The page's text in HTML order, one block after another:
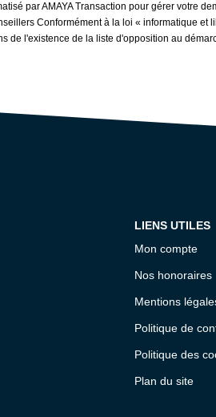
par AMAYA Transaction pour gérer votre
Conformément à la loi « informatique
de l'existence de la liste d'opposition au
LIENS UTILES
Mon compte
Nos honoraires
Mentions
Politique de
Politique des
Plan du site